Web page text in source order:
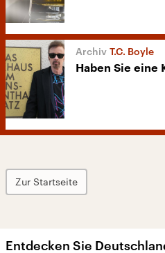
T.C. Boyle
Haben Sie eine
Zur Startseite
Entdecken Sie